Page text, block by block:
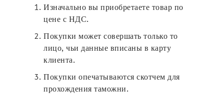
Изначально вы приобретаете товар по
цене с НДС.
Покупки может совершать только то
лицо, чьи данные вписаны в карту
клиента.
Покупки опечатываются скотчем для
прохождения таможни.